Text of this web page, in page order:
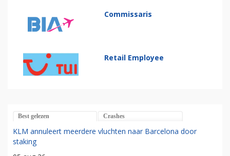
Commissaris
Retail Employee
Best gelezen Crashes
KLM annuleert meerdere vluchten naar Barcelona door
staking